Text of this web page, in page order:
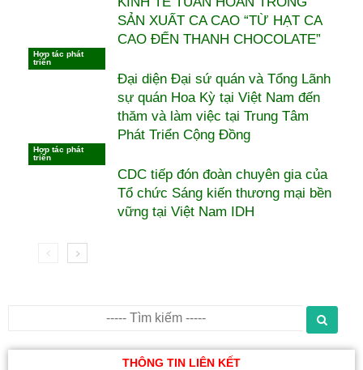
SẢN XUẤT CA CAO “TỪ HẠT CA
CAO ĐẾN THANH CHOCOLATE”
Hợp tác phát
triển
Đại diện Đại sứ quán và Tổng Lãnh
sự quán Hoa Kỳ tại Việt Nam đến
thăm và làm việc tại Trung Tâm
Phát Triển Cộng Đồng
Hợp tác phát
triển
CDC tiếp đón đoàn chuyên gia của
Tổ chức Sáng kiến thương mại bền
vững tại Việt Nam IDH
THÔNG TIN LIÊN KẾT